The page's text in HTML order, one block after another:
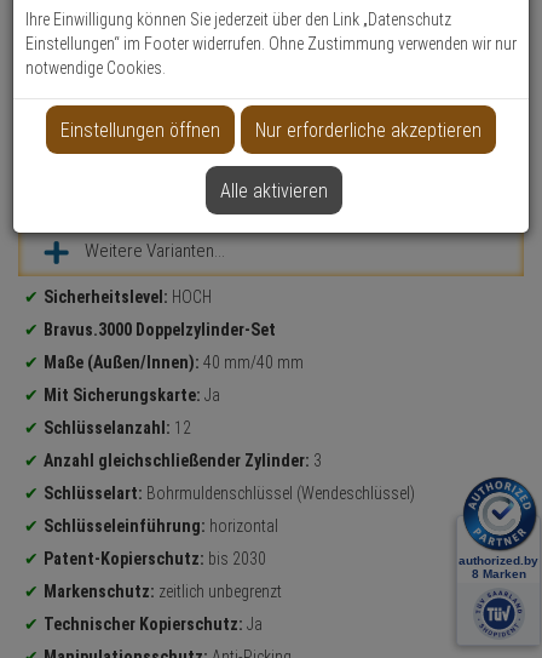
SucheProduktmerkmale
Zylinder messen
Weitere Varianten...
Produktinformationen
Sicherheitslevel: HOCH
Bravus.3000 Doppelzylinder-Set
Maße (Außen/Innen): 40 mm/40 mm
Mit Sicherungskarte: Ja
Schlüsselanzahl: 12
Anzahl gleichschließender Zylinder: 3
Schlüsselart: Bohrmuldenschlüssel (Wendeschlüssel)
Schlüsseleinführung: horizontal
Patent-Kopierschutz: bis 2030
Markenschutz: zeitlich unbegrenzt
Technischer Kopierschutz: Ja
Ihre Einwilligung können Sie jederzeit über den Link „Datenschutz
Einstellungen“ im Footer widerrufen. Ohne Zustimmung verwenden wir nur
notwendige Cookies.
Einstellungen öffnen Nur erforderliche akzeptieren
Alle aktivieren